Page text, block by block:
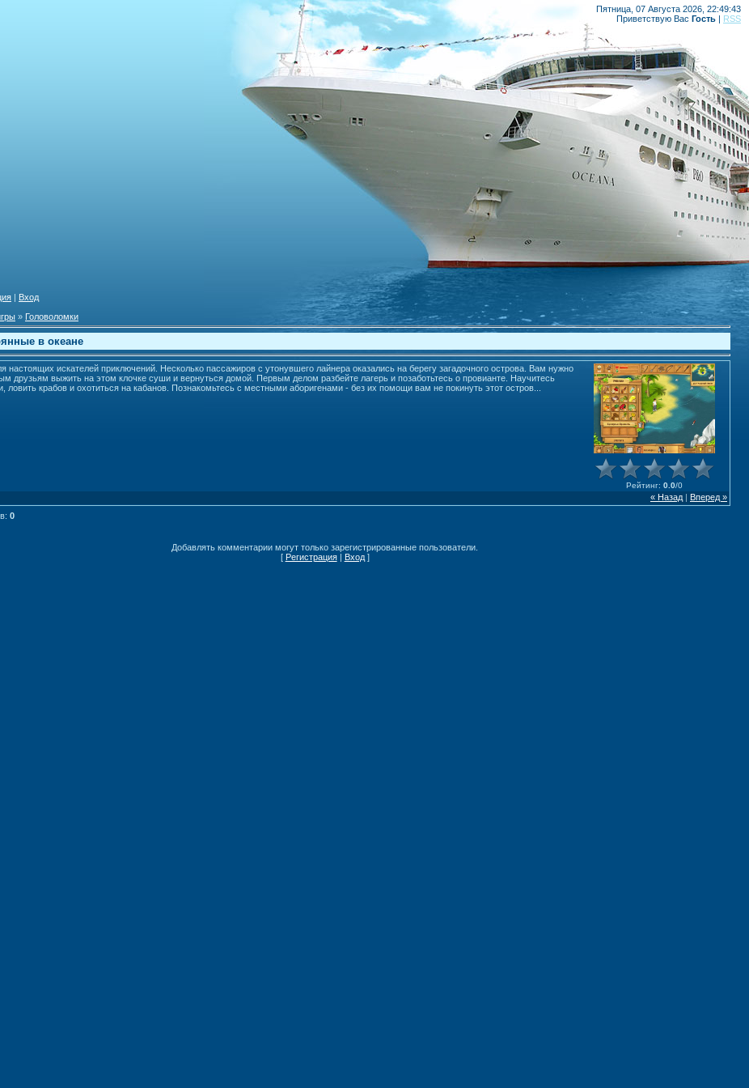
Пятница, 07 Августа 2026, 22:49:43
Приветствую Вас Гость | RSS
| Вход
» Головоломки
в океане
настоящих искателей приключений. Несколько пассажиров с утонувшего лайнера оказались на берегу загадочного острова. Вам нужно
друзьям выжить на этом клочке суши и вернуться домой. Первым делом разбейте лагерь и позаботьтесь о провианте. Научитесь
крабов и охотиться на кабанов. Познакомьтесь с местными аборигенами - без их помощи вам не покинуть этот остров...
Рейтинг: 0.0/0
« Назад Вперед »
: 0
Добавлять комментарии могут только зарегистрированные пользователи.
[ Регистрация| Вход]